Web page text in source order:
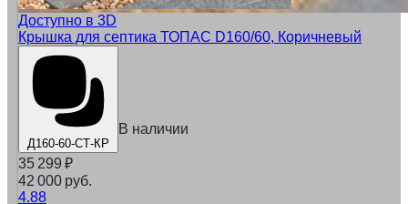
Доступно в 3D
Крышка для септика ТОПАС D160/60, Коричневый
Д160-60-СТ-КР
В наличии
35 299 ₽
42 000 руб.
4.88